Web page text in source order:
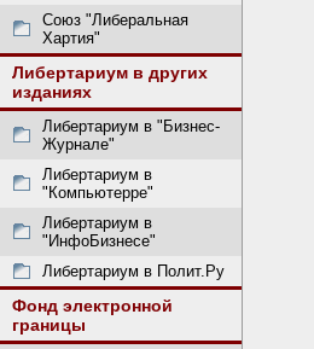
Союз "Либеральная
Хартия"
Либертариум в других
изданиях
Либертариум в "Бизнес-
Журнале"
Либертариум в
"Компьютерре"
Либертариум в
"ИнфоБизнесе"
Либертариум в Полит.Ру
Фонд электронной
границы